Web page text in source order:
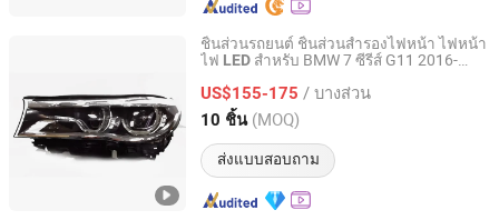
ชิ้นส่วนรถยนต์ ชิ้นส่วนสำรองไฟหน้า ไฟหน้า
ไฟ LED สำหรับ BMW 7 ซีรีส์ G11 2016-
US$155-175 / บางส่วน
10 ชิ้น (MOQ)
ส่งแบบสอบถาม
Yiwu Jony Auto Parts Co., Ltd.
Zhejiang, China อัตราจาก 2022